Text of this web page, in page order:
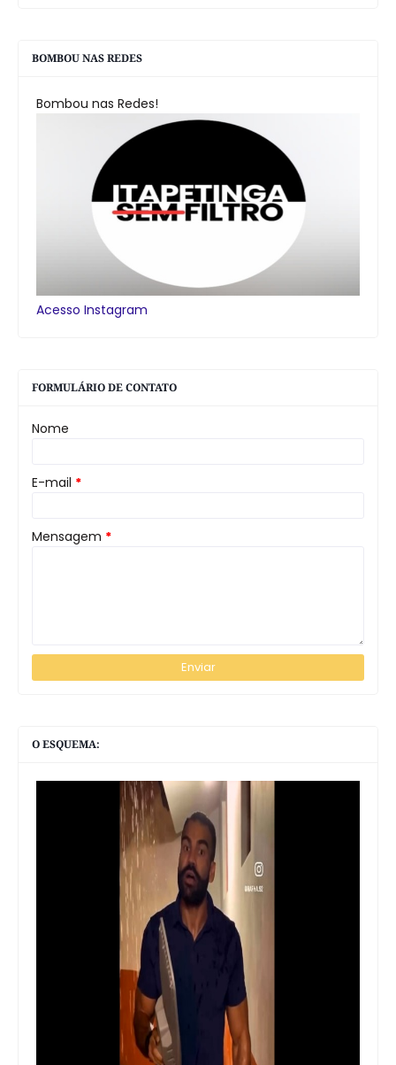
BOMBOU NAS REDES
Bombou nas Redes!
Acesso Instagram
FORMULÁRIO DE CONTATO
Nome
E-mail *
Mensagem *
O ESQUEMA: